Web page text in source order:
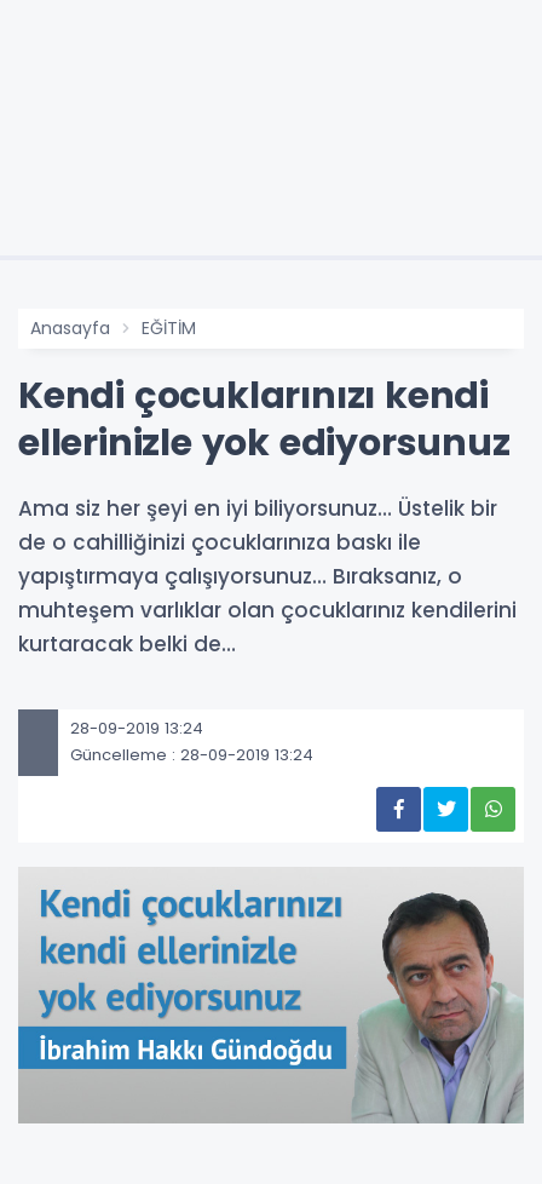
Anasayfa EĞİTİM
Kendi çocuklarınızı kendi
ellerinizle yok ediyorsunuz
Ama siz her şeyi en iyi biliyorsunuz… Üstelik bir
de o cahilliğinizi çocuklarınıza baskı ile
yapıştırmaya çalışıyorsunuz… Bıraksanız, o
muhteşem varlıklar olan çocuklarınız kendilerini
kurtaracak belki de…
28-09-2019 13:24
Güncelleme : 28-09-2019 13:24